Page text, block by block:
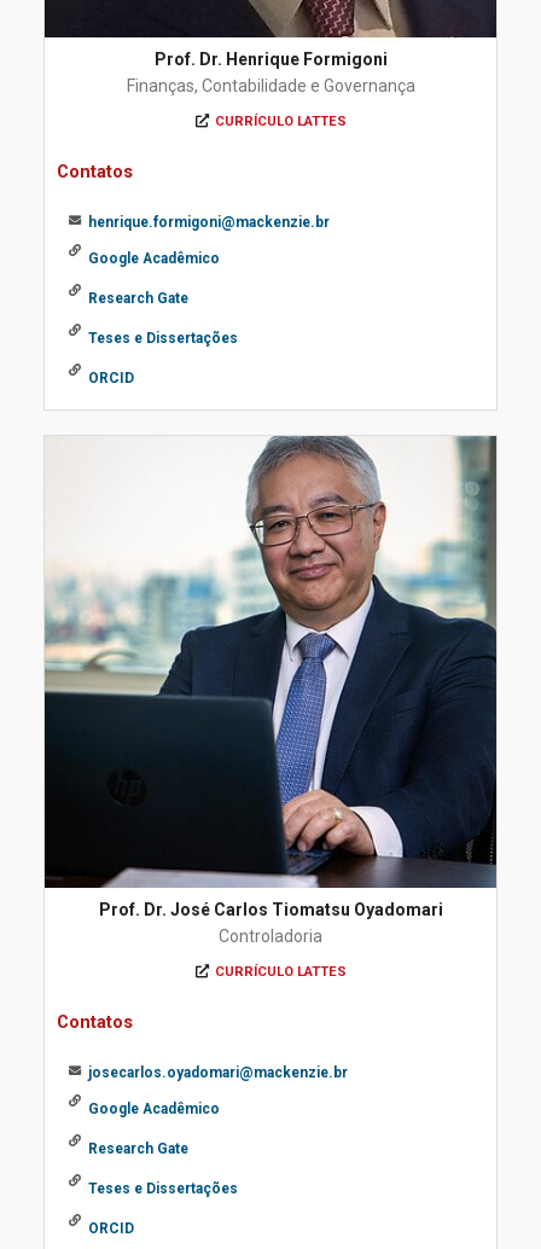
Prof. Dr. Henrique Formigoni
Finanças, Contabilidade e Governança
CURRÍCULO LATTES
Contatos
henrique.formigoni@mackenzie.br
Google Acadêmico
Research Gate
Teses e Dissertações
ORCID
Prof. Dr. José Carlos Tiomatsu Oyadomari
Controladoria
CURRÍCULO LATTES
Contatos
josecarlos.oyadomari@mackenzie.br
Google Acadêmico
Research Gate
Teses e Dissertações
ORCID